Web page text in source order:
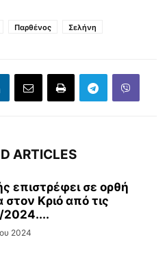
Παρθένος Σελήνη
ARTICLES
επιστρέφει σε ορθή
στον Κριό από τις
2024